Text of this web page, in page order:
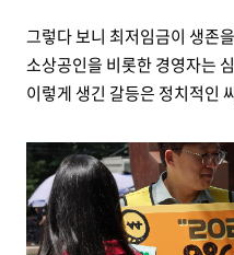
그렇다 보니 최저임금이 생존
소상공인을 비롯한 경영자는
이렇게 생긴 갈등은 정치적인